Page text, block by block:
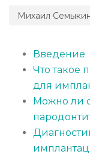
Михаил
Введение
Что такое
для
Можно ли